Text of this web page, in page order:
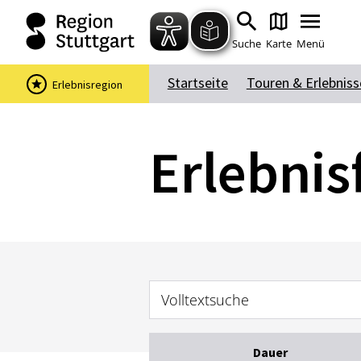
Suche Karte Menü
Startseite Touren &
Erlebnisregion
Volltextsuche
Dauer